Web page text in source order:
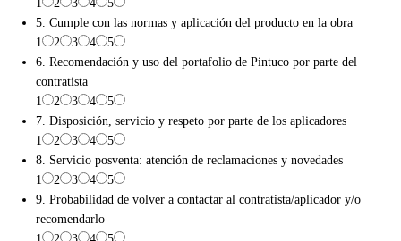
1
2 3 4
5
5. Cumple con las normas y aplicación del producto en la obra
1
2 3 4
5
6. Recomendación y uso del portafolio de Pintuco por parte del
contratista
1
2 3 4
5
7. Disposición, servicio y respeto por parte de los aplicadores
1
2 3 4
5
8. Servicio posventa: atención de reclamaciones y novedades
1
2 3 4
5
9. Probabilidad de volver a contactar al contratista/aplicador y/o
recomendarlo